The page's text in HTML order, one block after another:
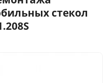
стекол